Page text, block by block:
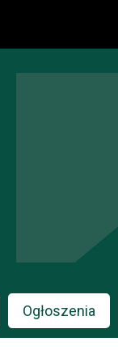
Ogłoszenia